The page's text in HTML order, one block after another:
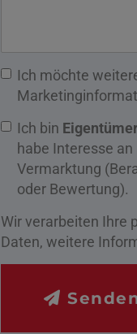
Ich möchte
Ich bin
habe Interesse
Vermarktung
oder Bewertung).
Wir verarbeiten Ihre
Daten, weitere